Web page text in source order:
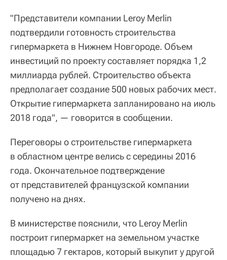
"Представители компании Leroy Merlin
подтвердили готовность строительства
гипермаркета в Нижнем Новгороде. Объем
инвестиций по проекту составляет порядка 1,2
миллиарда рублей. Строительство объекта
предполагает создание 500 новых рабочих мест.
Открытие гипермаркета запланировано на июль
2018 года", — говорится в сообщении.
Переговоры о строительстве гипермаркета
в областном центре велись с середины 2016
года. Окончательное подтверждение
от представителей французской компании
получено на днях.
В министерстве пояснили, что Leroy Merlin
построит гипермаркет на земельном участке
площадью 7 гектаров, который выкупит у другой